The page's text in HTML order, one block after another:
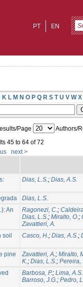
EN
PT
K L M N O P Q R S T U V W X
Page
Authors/
45 to 64 of 72
next >
Dias, L.S.; Dias, A.S.
Dias, L.S.
An
Ragonezi, C.;
Dias, L.S.; Miralto, O.;
Zavattieri, A.
soil
Casco, H.; Dias, A.S.;
pine
Zavattieri, A.; Miralto,
K.; Dias, L.S.; Pereira,
Barbosa, P.; Lima, A.S.
Barroso, J.G.; Pedro,